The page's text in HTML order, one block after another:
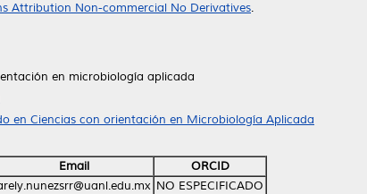
Attribution Non-commercial No Derivatives.
en microbiología aplicada
en Ciencias con orientación en Microbiología Aplicada
Email
ORCID
NO ESPECIFICADO